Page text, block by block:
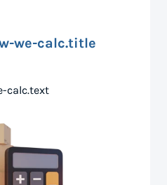
we-calc.title
calc.text